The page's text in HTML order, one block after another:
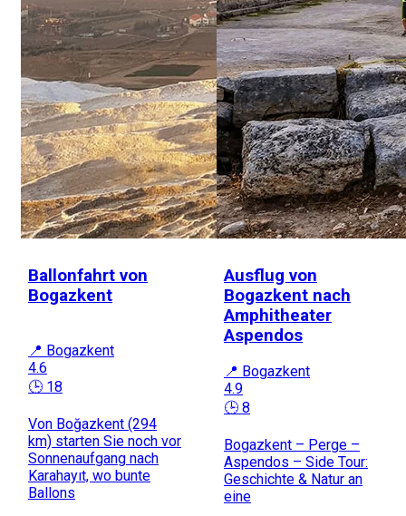
Ballonfahrt von
Bogazkent
📍 Bogazkent
4.6
🕒 18
Von Boğazkent (294
km) starten Sie noch vor
Sonnenaufgang nach
Karahayıt, wo bunte
Ballons
Ausflug von
Bogazkent nach
Amphitheater
Aspendos
📍 Bogazkent
4.9
🕒 8
Bogazkent – Perge –
Aspendos – Side Tour:
Geschichte & Natur an
eine